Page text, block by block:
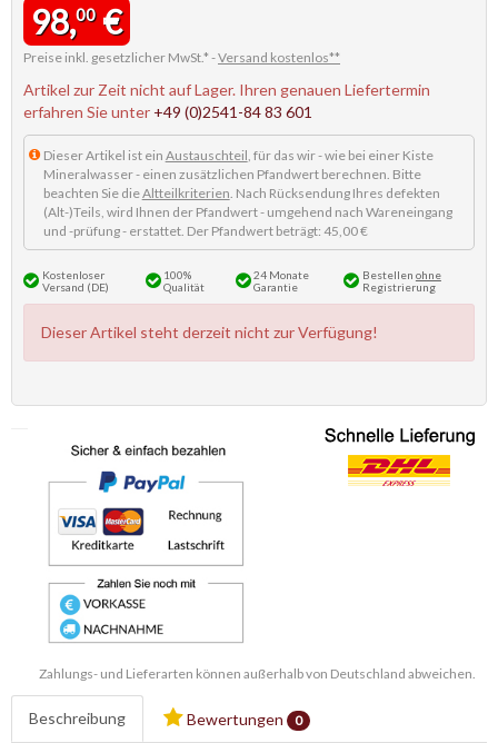
98,00€
Preise inkl. gesetzlicher MwSt.* -Versand kostenlos**
Artikel zur Zeit nicht auf Lager. Ihren genauen Liefertermin
erfahren Sie unter +49 (0)2541-84 83 601
Dieser Artikel ist ein Austauschteil , für das wir - wie bei einer Kiste
Mineralwasser - einen zusätzlichen Pfandwert berechnen. Bitte
beachten Sie dieAltteilkriterien . Nach Rücksendung Ihres defekten
(Alt-)Teils, wird Ihnen der Pfandwert - umgehend nach Wareneingang
und -prüfung - erstattet. Der Pfandwert beträgt: 45,00 €
Kostenloser
Versand (DE)
100%
Qualität
24 Monate
Garantie
Bestellen ohne
Registrierung
Dieser Artikel steht derzeit nicht zur Verfügung!
Zahlungs- und Lieferarten können außerhalb von Deutschland abweichen.
Beschreibung Bewertungen 0